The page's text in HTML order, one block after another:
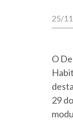
25/
O
29